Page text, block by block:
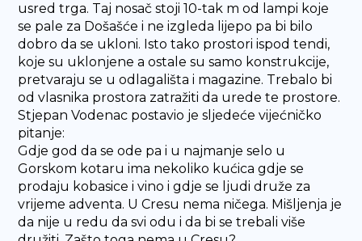
usred trga. Taj nosač stoji 10-tak m od lampi koje
se pale za Došašće i ne izgleda lijepo pa bi bilo
dobro da se ukloni. Isto tako prostori ispod tendi,
koje su uklonjene a ostale su samo konstrukcije,
pretvaraju se u odlagališta i magazine. Trebalo bi
od vlasnika prostora zatražiti da urede te prostore.
Stjepan Vodenac postavio je sljedeće vijećničko
pitanje:
Gdje god da se ode pa i u najmanje selo u
Gorskom kotaru ima nekoliko kućica gdje se
prodaju kobasice i vino i gdje se ljudi druže za
vrijeme adventa. U Cresu nema ničega. Mišljenja je
da nije u redu da svi odu i da bi se trebali više